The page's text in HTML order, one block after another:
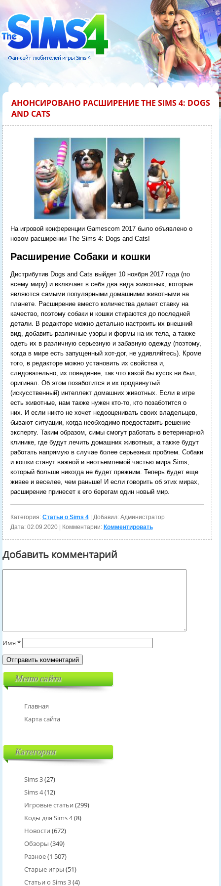
АНОНСИРОВАНО РАСШИРЕНИЕ THE SIMS 4: DOGS
AND CATS
На игровой конференции Gamescom 2017 было объявлено о
новом расширении The Sims 4: Dogs and Cats!
Расширение Собаки и кошки
Дистрибутив Dogs and Cats выйдет 10 ноября 2017 года (по
всему миру) и включает в себя два вида животных, которые
являются самыми популярными домашними животными на
планете. Расширение вместо количества делает ставку на
качество, поэтому собаки и кошки стираются до последней
детали. В редакторе можно детально настроить их внешний
вид, добавить различные узоры и формы на их тела, а также
одеть их в различную серьезную и забавную одежду (поэтому,
когда в мире есть запущенный хот-дог, не удивляйтесь). Кроме
того, в редакторе можно установить их свойства и,
следовательно, их поведение, так что какой бы кусок ни был,
оригинал. Об этом позаботится и их продвинутый
(искусственный) интеллект домашних животных. Если в игре
есть животные, нам также нужен кто-то, кто позаботится о
них. И если никто не хочет недооценивать своих владельцев,
бывают ситуации, когда необходимо предоставить решение
эксперту. Таким образом, симы смогут работать в ветеринарной
клинике, где будут лечить домашних животных, а также будут
работать напрямую в случае более серьезных проблем. Собаки
и кошки станут важной и неотъемлемой частью мира Sims,
который больше никогда не будет прежним. Теперь будет еще
живее и веселее, чем раньше! И если говорить об этих мирах,
расширение принесет к его берегам один новый мир.
Категория: Статьи о Sims 4| Добавил: Администратор
Дата: 02.09.2020| Комментарии: Комментировать
Добавить комментарий
Имя *
Меню сайта
Главная
Карта сайта
Категории
Sims 3(27)
Sims 4(12)
Игровые статьи (299)
Коды для Sims 4(8)
Новости (672)
Обзоры (349)
Разное(1 507)
Старые игры (51)
Статьи о Sims 3(4)